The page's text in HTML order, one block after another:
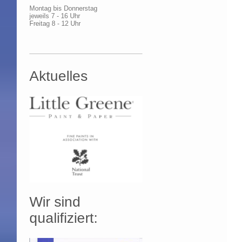
Montag bis Donnerstag
jeweils 7 - 16 Uhr
Freitag 8 - 12 Uhr
Aktuelles
Wir sind
qualifiziert: